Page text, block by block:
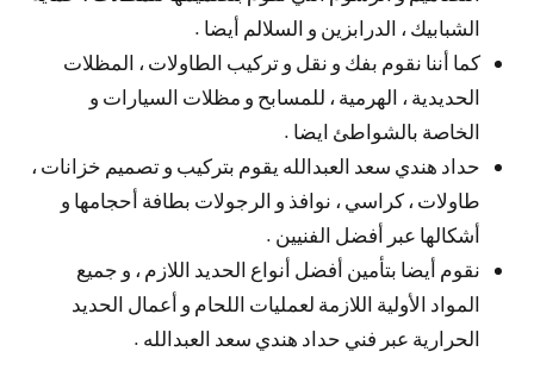
الشبابيك ، الدرابزين و السلالم أيضا .
كما أننا نقوم بفك و نقل و تركيب الطاولات ، المظلات
الحديدية ، الهرمية ، للمسابح و مظلات السيارات و
الخاصة بالشواطئ ايضا .
حداد هندي سعد العبدالله يقوم بتركيب و تصميم خزانات ،
طاولات ، كراسي ، نوافذ و الرجولات بطافة أحجامها و
أشكالها عبر أفضل الفنيين .
نقوم أيضا بتأمين أفضل أنواع الحديد اللازم ، و جميع
المواد الأولية اللازمة لعمليات اللحام و أعمال الحديد
الحرارية عبر فني حداد هندي سعد العبدالله .